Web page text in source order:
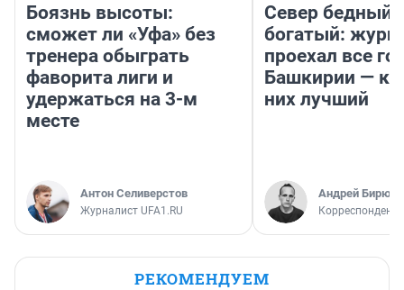
Боязнь высоты:
сможет ли «Уфа» без
тренера обыграть
фаворита лиги и
удержаться на 3-м
месте
Антон Селиверстов
Журналист UFA1.RU
Север бедный,
богатый:
проехал все
Башкирии —
них лучший
Андрей
Корреспондент
РЕКОМЕНДУЕМ